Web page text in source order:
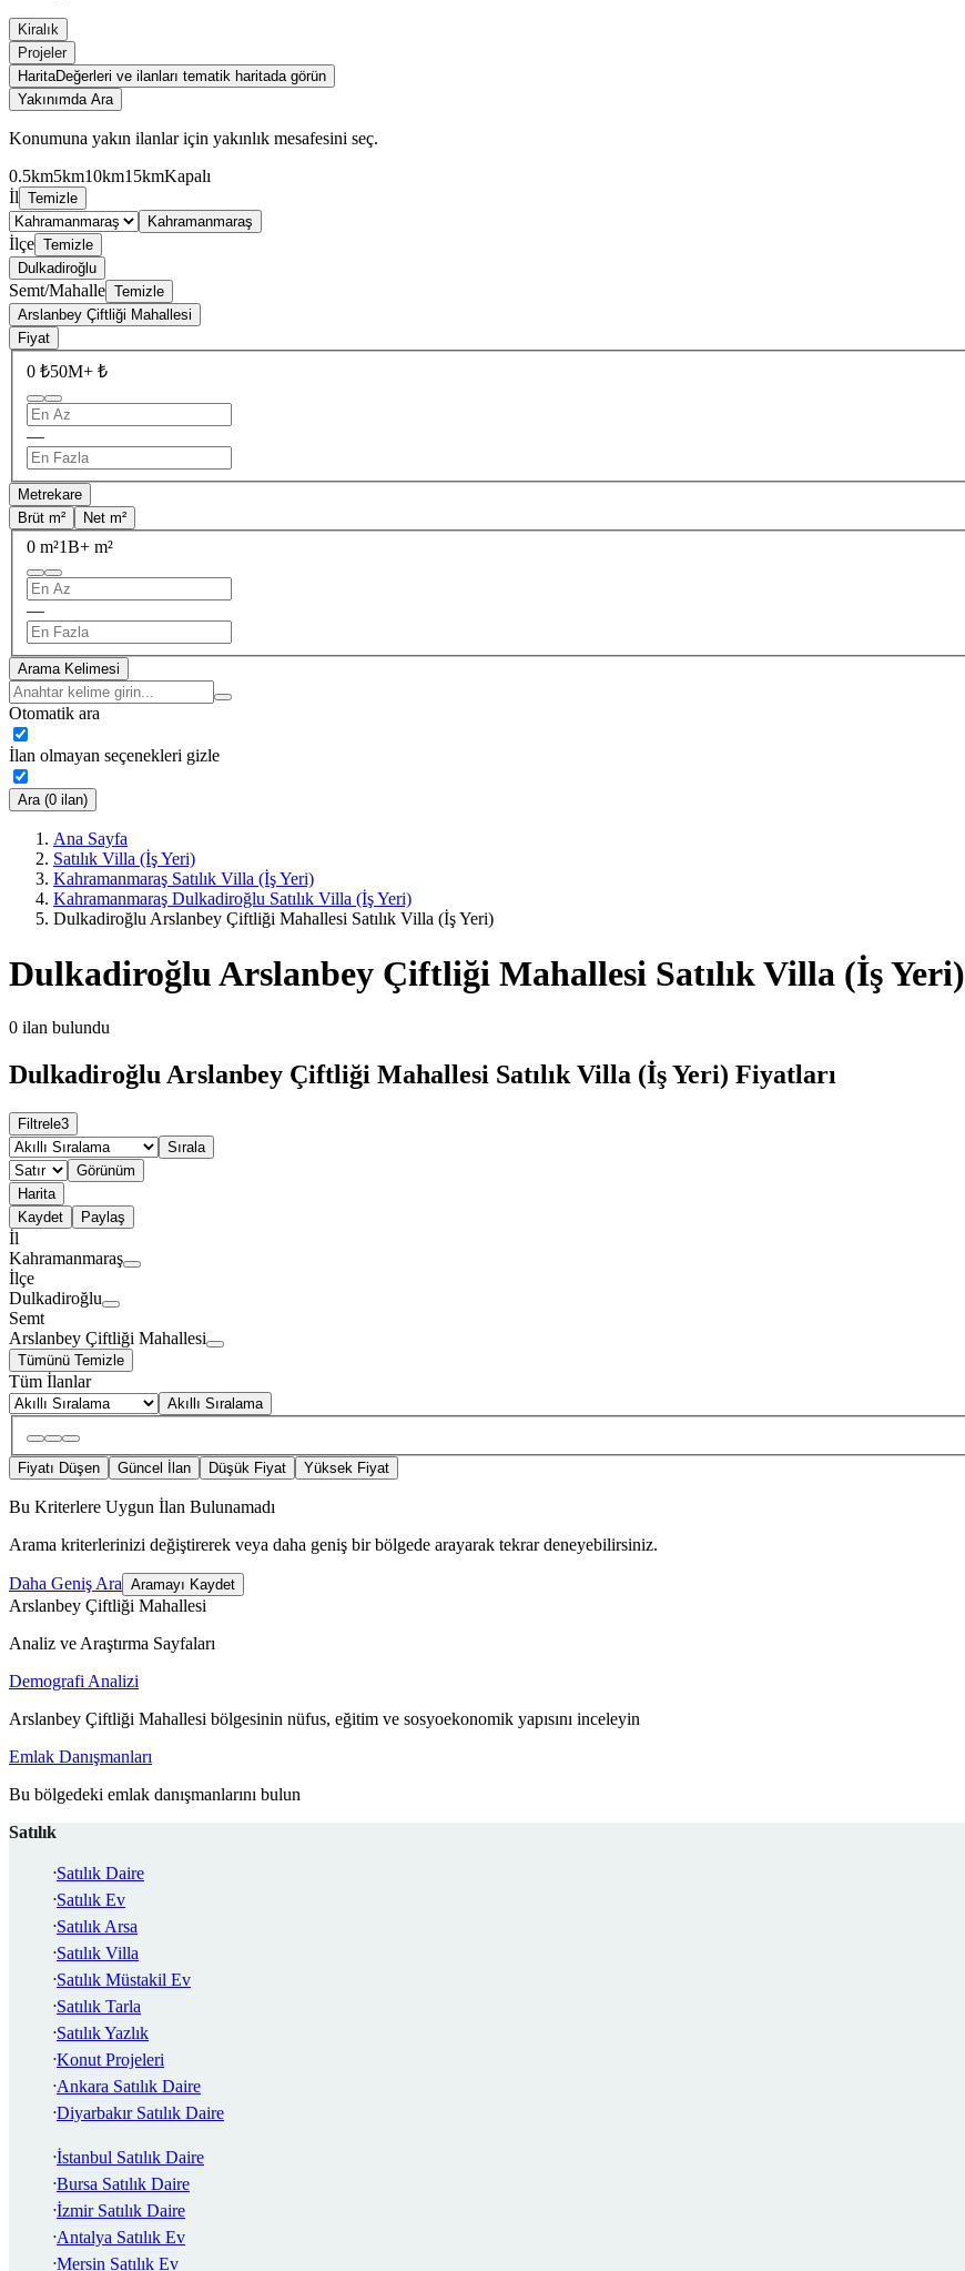
Kiralık
Projeler
HaritaDeğerleri ve ilanları tematik haritada görün
Yakınımda Ara
Konumuna yakın ilanlar için yakınlık mesafesini seç.
0.5km5km10km15kmKapalı
İl Temizle
Kahramanmaraş
İlçe Temizle
Dulkadiroğlu
Semt/Mahalle Temizle
Arslanbey Çiftliği Mahallesi
Fiyat
0 ₺50M+ ₺
—
Metrekare
Brüt m²
Net m²
0 m²1B+ m²
—
Arama Kelimesi
Otomatik ara
İlan olmayan seçenekleri gizle
Ara (0 ilan)
Ana Sayfa
Satılık Villa (İş Yeri)
Kahramanmaraş Satılık Villa (İş Yeri)
Kahramanmaraş Dulkadiroğlu Satılık Villa (İş Yeri)
Dulkadiroğlu Arslanbey Çiftliği Mahallesi Satılık Villa (İş Yeri)
Dulkadiroğlu Arslanbey Çiftliği Mahallesi Satılık Villa (İş Yeri)
0 ilan bulundu
Dulkadiroğlu Arslanbey Çiftliği Mahallesi Satılık Villa (İş Yeri) Fiyatları
Filtrele3
Sırala
Görünüm
Harita
Kaydet
Paylaş
İl
Kahramanmaraş
İlçe
Dulkadiroğlu
Semt
Arslanbey Çiftliği Mahallesi
Tümünü Temizle
Tüm İlanlar
Akıllı Sıralama
Fiyatı Düşen Güncel İlan Düşük Fiyat Yüksek Fiyat
Bu Kriterlere Uygun İlan Bulunamadı
Arama kriterlerinizi değiştirerek veya daha geniş bir bölgede arayarak tekrar deneyebilirsiniz.
Daha Geniş Ara Aramayı Kaydet
Arslanbey Çiftliği Mahallesi
Analiz ve Araştırma Sayfaları
Demografi Analizi
Arslanbey Çiftliği Mahallesi bölgesinin nüfus, eğitim ve sosyoekonomik yapısını inceleyin
Emlak Danışmanları
Bu bölgedeki emlak danışmanlarını bulun
Satılık
Satılık Daire
Satılık Ev
Satılık Arsa
Satılık Villa
Satılık Müstakil Ev
Satılık Tarla
Satılık Yazlık
Konut Projeleri
Ankara Satılık Daire
Diyarbakır Satılık Daire
İstanbul Satılık Daire
Bursa Satılık Daire
İzmir Satılık Daire
Antalya Satılık Ev
Mersin Satılık Ev